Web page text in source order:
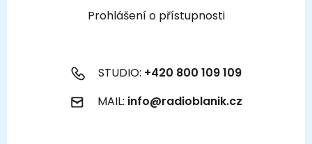
Prohlášení o přístupnosti
STUDIO: +420 800 109 109
MAIL: info@radioblanik.cz